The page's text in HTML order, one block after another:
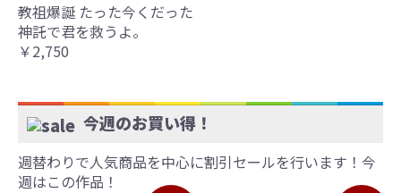
教祖爆誕 たった今くだった
神託で君を救うよ。
￥2,750
今週のお買い得！
週替わりで人気商品を中心に割引セールを行います！今
週はこの作品！